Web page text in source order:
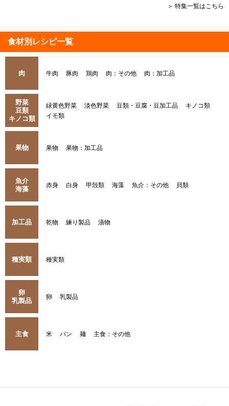
＞ 特集一覧はこちら
食材別レシピ一覧
肉 牛肉 豚肉 鶏肉 肉：その他 肉：加工品
野菜
豆類
キノコ類
緑黄色野菜 淡色野菜 豆類・豆腐・豆加工品
キノコ類
イモ類
果物 果物 果物：加工品
魚介
海藻
赤身 白身 甲殻類 海藻 魚介：その他 貝類
加工品 乾物 練り製品 漬物
種実類 種実類
卵
乳製品
卵 乳製品
主食 米 パン 麺 主食：その他